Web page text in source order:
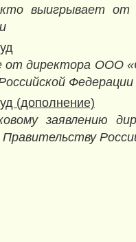
выигрывает от
от директора ООО
Федерации
(дополнение)
заявлению